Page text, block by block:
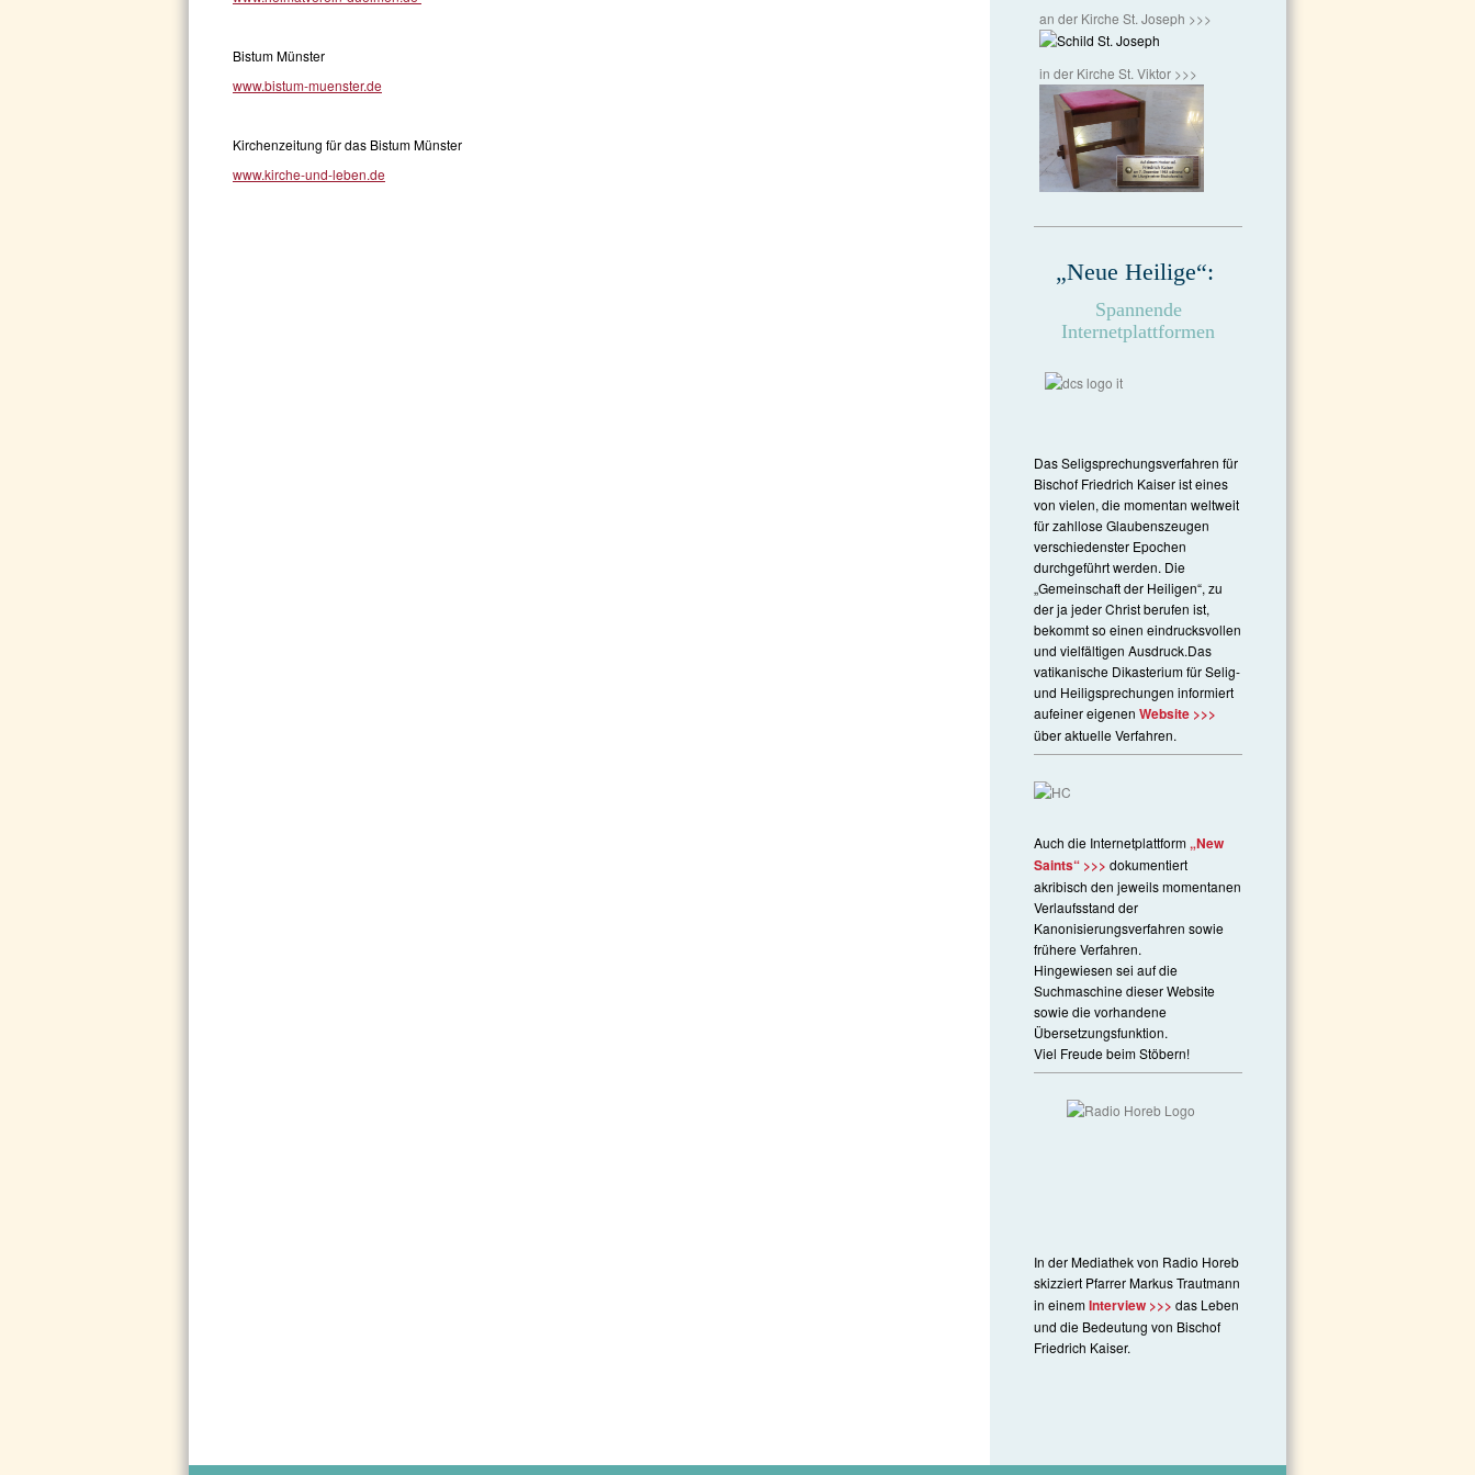
Bistum Münster
www.bistum-muenster.de
Kirchenzeitung für das Bistum Münster
www.kirche-und-leben.de
an der Kirche St. Joseph >>>
in der Kirche St. Viktor >>>
„Neue Heilige“:
Spannende
Internetplattformen
Das Seligsprechungsverfahren für
Bischof Friedrich Kaiser ist eines
von vielen, die momentan weltweit
für zahllose Glaubenszeugen
verschiedenster Epochen
durchgeführt werden. Die
„Gemeinschaft der Heiligen“, zu
der ja jeder Christ berufen ist,
bekommt so einen eindrucksvollen
und vielfältigen Ausdruck.Das
vatikanische Dikasterium für Selig-
und Heiligsprechungen informiert
aufeiner eigenen Website >>>
über aktuelle Verfahren.
Auch die Internetplattform„New
Saints“ >>> dokumentiert
akribisch den jeweils momentanen
Verlaufsstand der
Kanonisierungsverfahren sowie
frühere Verfahren.
Hingewiesen sei auf die
Suchmaschine dieser Website
sowie die vorhandene
Übersetzungsfunktion.
Viel Freude beim Stöbern!
In der Mediathek von Radio Horeb
skizziert Pfarrer Markus Trautmann
in einemInterview >>> das Leben
und die Bedeutung von Bischof
Friedrich Kaiser.